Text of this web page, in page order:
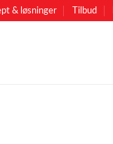
& løsninger Tilbud